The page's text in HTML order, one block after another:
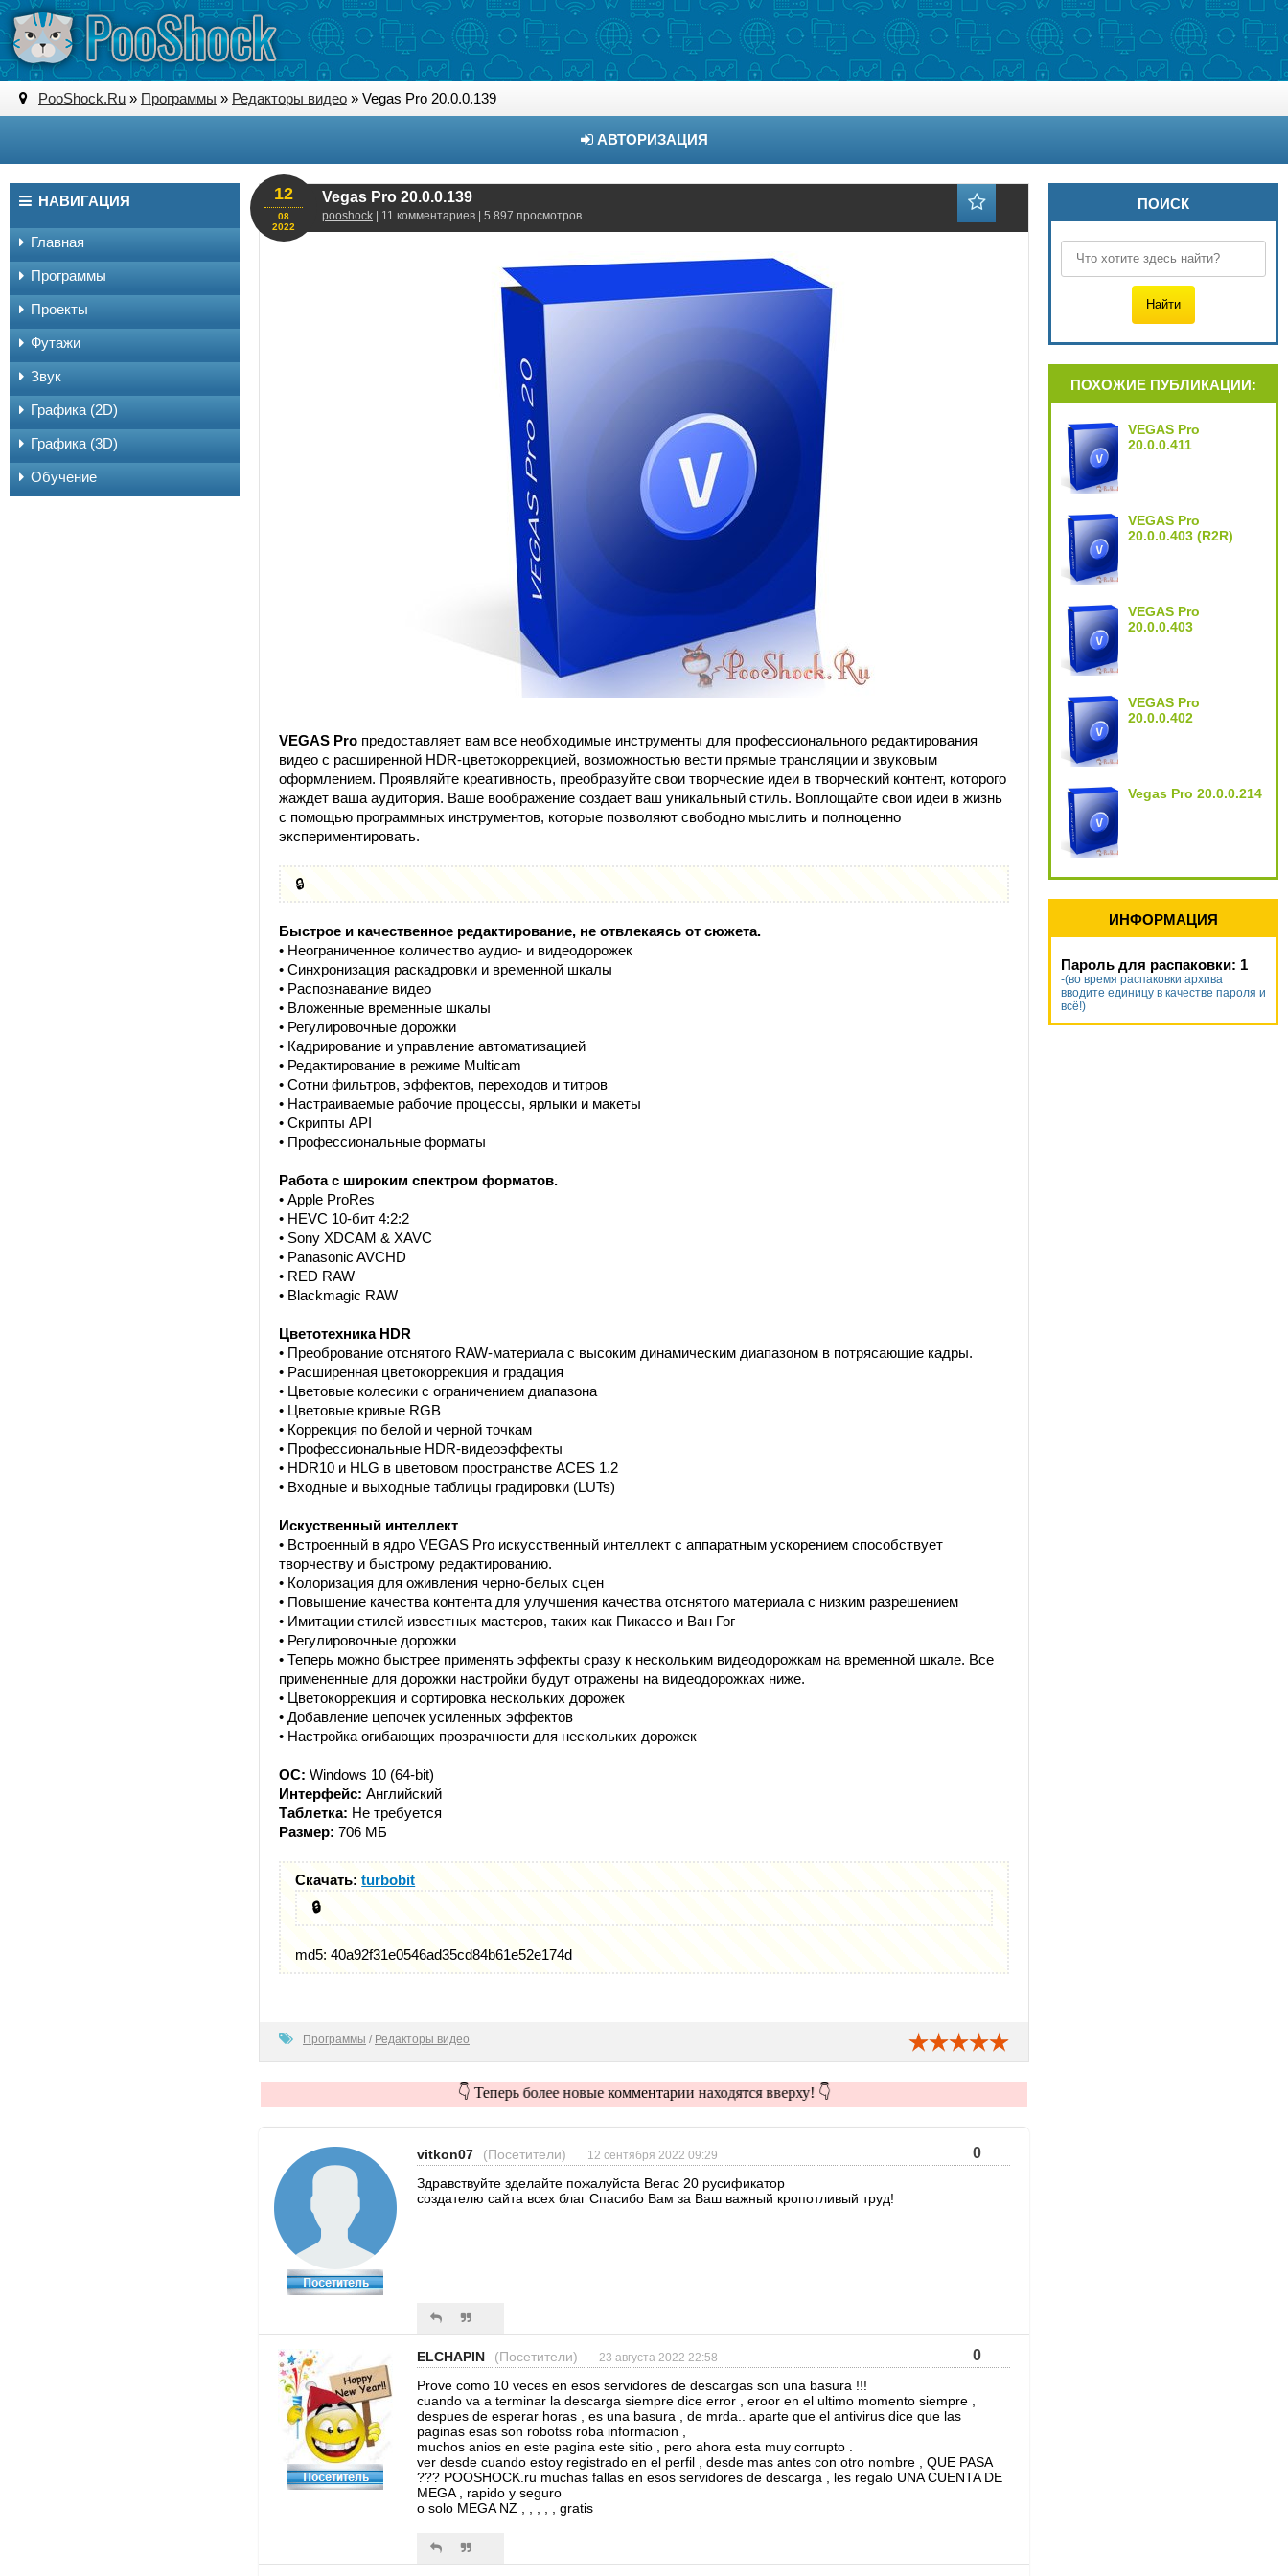
PooShock.Ru » Программы » Редакторы видео » Vegas Pro 20.0.0.139
АВТОРИЗАЦИЯ
Vegas Pro 20.0.0.139
pooshock | 11 комментариев | 5 897 просмотров
12
08
2022
VEGAS Pro предоставляет вам все необходимые инструменты для профессионального редактирования
видео с расширенной HDR-цветокоррекцией, возможностью вести прямые трансляции и звуковым
оформлением. Проявляйте креативность, преобразуйте свои творческие идеи в творческий контент, которого
жаждет ваша аудитория. Ваше воображение создает ваш уникальный стиль. Воплощайте свои идеи в жизнь
с помощью программных инструментов, которые позволяют свободно мыслить и полноценно
экспериментировать.
🔒
Быстрое и качественное редактирование, не отвлекаясь от сюжета.
• Неограниченное количество аудио- и видеодорожек
• Синхронизация раскадровки и временной шкалы
• Распознавание видео
• Вложенные временные шкалы
• Регулировочные дорожки
• Кадрирование и управление автоматизацией
• Редактирование в режиме Multicam
• Сотни фильтров, эффектов, переходов и титров
• Настраиваемые рабочие процессы, ярлыки и макеты
• Скрипты API
• Профессиональные форматы
Работа с широким спектром форматов.
• Apple ProRes
• HEVC 10-бит 4:2:2
• Sony XDCAM & XAVC
• Panasonic AVCHD
• RED RAW
• Blackmagic RAW
Цветотехника HDR
• Преобрование отснятого RAW-материала с высоким динамическим диапазоном в потрясающие кадры.
• Расширенная цветокоррекция и градация
• Цветовые колесики с ограничением диапазона
• Цветовые кривые RGB
• Коррекция по белой и черной точкам
• Профессиональные HDR-видеоэффекты
• HDR10 и HLG в цветовом пространстве ACES 1.2
• Входные и выходные таблицы градировки (LUTs)
Искуственный интеллект
• Встроенный в ядро VEGAS Pro искусственный интеллект с аппаратным ускорением способствует
творчеству и быстрому редактированию.
• Колоризация для оживления черно-белых сцен
• Повышение качества контента для улучшения качества отснятого материала с низким разрешением
• Имитации стилей известных мастеров, таких как Пикассо и Ван Гог
• Регулировочные дорожки
• Теперь можно быстрее применять эффекты сразу к нескольким видеодорожкам на временной шкале. Все
примененные для дорожки настройки будут отражены на видеодорожках ниже.
• Цветокоррекция и сортировка нескольких дорожек
• Добавление цепочек усиленных эффектов
• Настройка огибающих прозрачности для нескольких дорожек
ОС: Windows 10 (64-bit)
Интерфейс: Английский
Таблетка: Не требуется
Размер: 706 МБ
Скачать:turbobit
🔒
md5: 40a92f31e0546ad35cd84b61e52e174d
Программы / Редакторы видео
👇 Теперь более новые комментарии находятся вверху! 👇
vitkon07 (Посетители) 12 сентября 2022 09:29 0
Здравствуйте зделайте пожалуйста Вегас 20 русификатор
создателю сайта всех благ Спасибо Вам за Ваш важный кропотливый труд!
ELCHAPIN (Посетители) 23 августа 2022 22:58 0
Prove como 10 veces en esos servidores de descargas son una basura !!!
cuando va a terminar la descarga siempre dice error , eroor en el ultimo momento siempre ,
despues de esperar horas , es una basura , de mrda.. aparte que el antivirus dice que las
paginas esas son robotss roba informacion ,
muchos anios en este pagina este sitio , pero ahora esta muy corrupto .
ver desde cuando estoy registrado en el perfil , desde mas antes con otro nombre , QUE PASA
??? POOSHOCK.ru muchas fallas en esos servidores de descarga , les regalo UNA CUENTA DE
MEGA , rapido y seguro
o solo MEGA NZ , , , , , gratis
НАВИГАЦИЯ
Главная
Программы
Проекты
Футажи
Звук
Графика (2D)
Графика (3D)
Обучение
ПОИСК
ПОХОЖИЕ ПУБЛИКАЦИИ:
VEGAS Pro
20.0.0.411
VEGAS Pro
20.0.0.403 (R2R)
VEGAS Pro
20.0.0.403
VEGAS Pro
20.0.0.402
Vegas Pro 20.0.0.214
ИНФОРМАЦИЯ
Пароль для распаковки: 1
-(во время распаковки архива
вводите единицу в качестве пароля и
всё!)